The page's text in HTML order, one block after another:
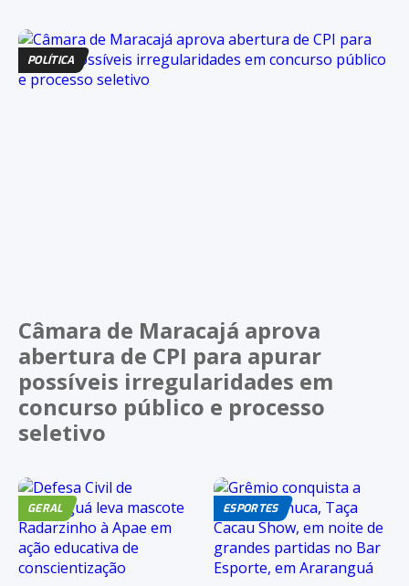
POLÍTICA
Câmara de Maracajá aprova
abertura de CPI para apurar
possíveis irregularidades em
concurso público e processo
seletivo
GERAL ESPORTES